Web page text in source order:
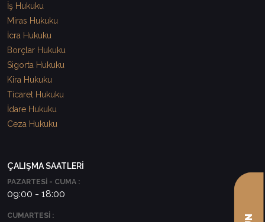
İş Hukuku
Miras Hukuku
İcra Hukuku
Borçlar Hukuku
Sigorta Hukuku
Kira Hukuku
Ticaret Hukuku
İdare Hukuku
Ceza Hukuku
ÇALIŞMA SAATLERİ
PAZARTESİ - CUMA :
09:00 - 18:00
CUMARTESİ :